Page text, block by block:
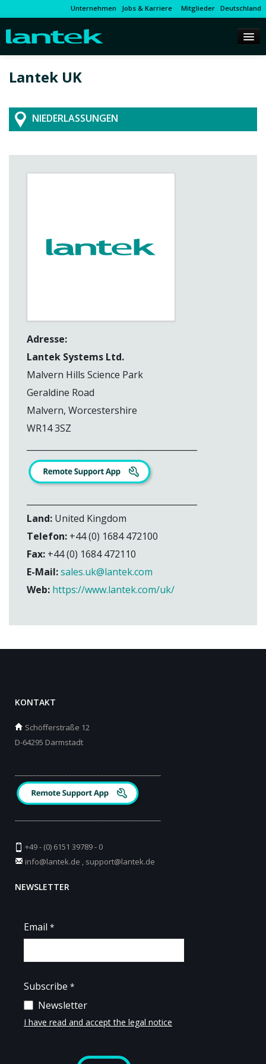
Unternehmen Jobs & Karriere Mitglieder Deutschland
Lantek UK
NIEDERLASSUNGEN
Adresse:
Lantek Systems Ltd.
Malvern Hills Science Park
Geraldine Road
Malvern, Worcestershire
WR14 3SZ
Land: United Kingdom
Telefon: +44 (0) 1684 472100
Fax: +44 (0) 1684 472110
E-Mail:sales.uk@lantek.com
Web: https://www.lantek.com/uk/
KONTAKT
Schöfferstraße 12
D-64295 Darmstadt
+49 - (0) 6151 39789 - 0
info@lantek.de , support@lantek.de
NEWSLETTER